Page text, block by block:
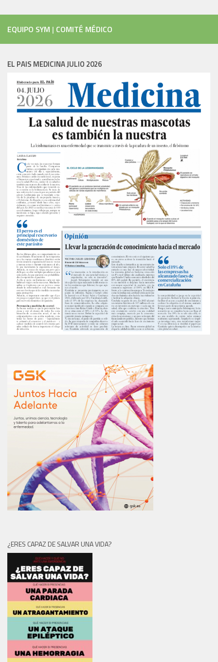
EQUIPO SYM | COMITÉ MÉDICO
EL PAIS MEDICINA JULIO 2026
¿ERES CAPAZ DE SALVAR UNA VIDA?